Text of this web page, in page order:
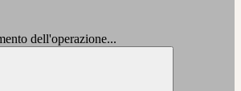
dell'operazione...